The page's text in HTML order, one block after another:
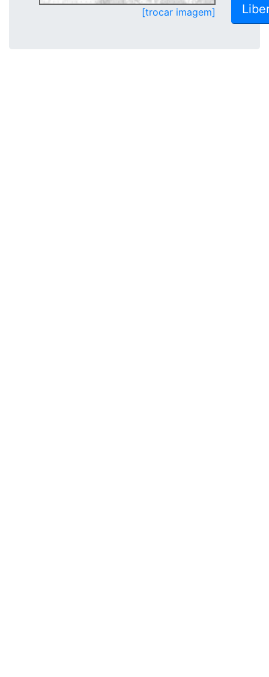
[trocar imagem]